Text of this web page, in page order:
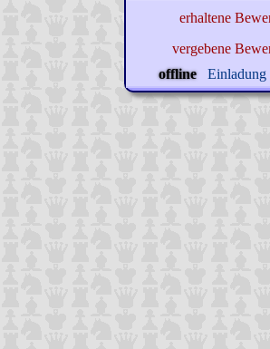
erhaltene
vergebene
offline
Einladung